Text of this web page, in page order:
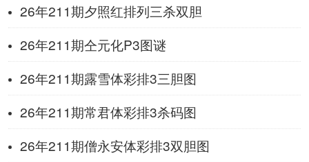
26年211期夕照红排列三杀双胆
26年211期仝元化P3图谜
26年211期露雪体彩排3三胆图
26年211期常君体彩排3杀码图
26年211期僧永安体彩排3双胆图